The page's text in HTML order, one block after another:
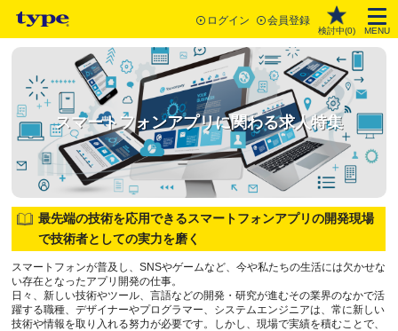
ログイン 会員登録
検討中(0) MENU
スマートフォンアプリに関わる求人特集
最先端の技術を応用できるスマートフォンアプリの開発現場
で技術者としての実力を磨く
スマートフォンが普及し、SNSやゲームなど、今や私たちの生活には欠かせな
い存在となったアプリ開発の仕事。
日々、新しい技術やツール、言語などの開発・研究が進むその業界のなかで活
躍する職種、デザイナーやプログラマー、システムエンジニアは、常に新しい
技術や情報を取り入れる努力が必要です。しかし、現場で実績を積むことで、